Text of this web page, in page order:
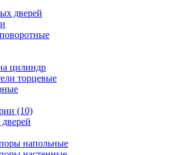
дверей
цилиндр
торцевые
(10)
напольные